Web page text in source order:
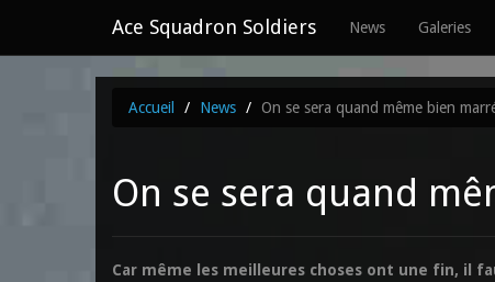
Ace Squadron Soldiers News Galeries
Accueil News On se sera quand même bien
On se sera quand
Car même les meilleures choses ont une fin, il